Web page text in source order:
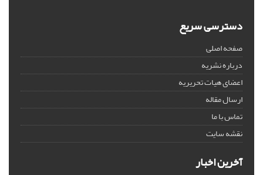
دسترسی سریع
صفحه اصلی
درباره نشریه
اعضای هیات تحریریه
ارسال مقاله
تماس با ما
نقشه سایت
آخرین اخبار